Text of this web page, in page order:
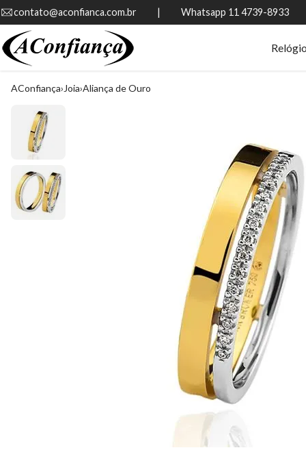
contato@aconfianca.com.br          |          Whatsapp 11 4739-8933
AConfiança Joia Aliança de Ouro